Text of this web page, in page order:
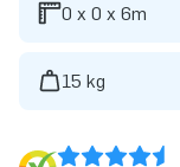
0 x 0 x 6m
15 kg